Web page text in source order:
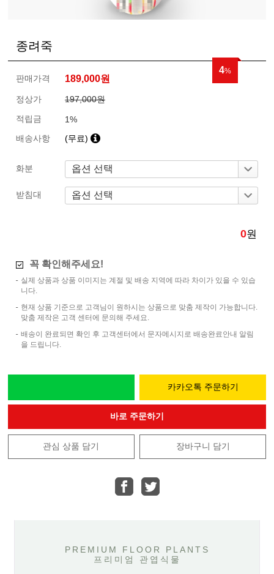
종려죽
4%
판매가격 189,000원
정상가
197,000원
적립금
1%
배송사항
(무료)
화분
받침대
0원
꼭 확인해주세요!
실제 상품과 상품 이미지는 계절 및 배송 지역에 따라 차이가 있을 수 있습
니다.
현재 상품 기준으로 고객님이 원하시는 상품으로 맞춤 제작이 가능합니다.
맞춤 제작은 고객 센터에 문의해 주세요.
배송이 완료되면 확인 후 고객센터에서 문자메시지로 배송완료안내 알림
을 드립니다.
카카오톡 주문하기
바로 주문하기
관심 상품 담기 장바구니 담기
PREMIUM FLOOR PLANTS
프리미엄 관엽식물